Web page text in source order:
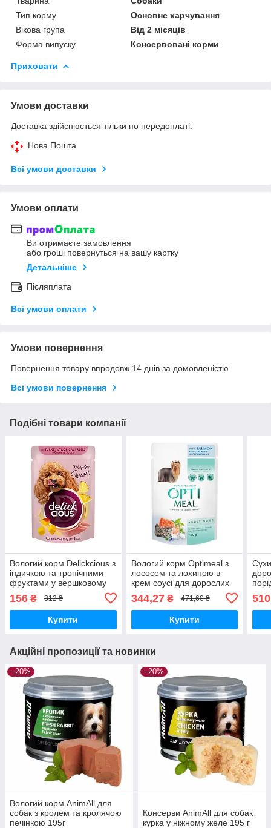
Тип корму
Основне харчування
Вікова група
Від 2 місяців
Форма випуску
Консервовані корми
Приховати
Умови доставки
Доставка здійснюється тільки по передоплаті.
Нова Пошта
Всі умови доставки
Умови оплати
Ви отримаєте замовлення
або гроші повернуться на вашу картку
Детальніше
Післяплата
Всі умови оплати
Умови повернення
Повернення товару впродовж 14 днів за домовленістю
Всі умови повернення
Подібні товари компанії
Вологий корм Delickcious з
індичкою та тропічними
фруктами у вершковому
соусі для собак 12шт x 80г
156 ₴ 312 ₴
Купити
Вологий корм Optimeal з
лососем та лохиною в
крем соусі для дорослих
344,27₴ 471,60 ₴
Купити
Акційні пропозиції та новинки
–20%
Вологий корм AnimAll для
собак з кролем та кролячою
печінкою 195г
–20%
Консерви AnimAll для собак
курка у ніжному желе 195 г